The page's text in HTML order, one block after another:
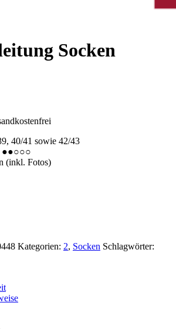
Socken
40/41 sowie 42/43
●●○○○
(inkl. Fotos)
Kategorien: 2, Socken Schlagwörter: